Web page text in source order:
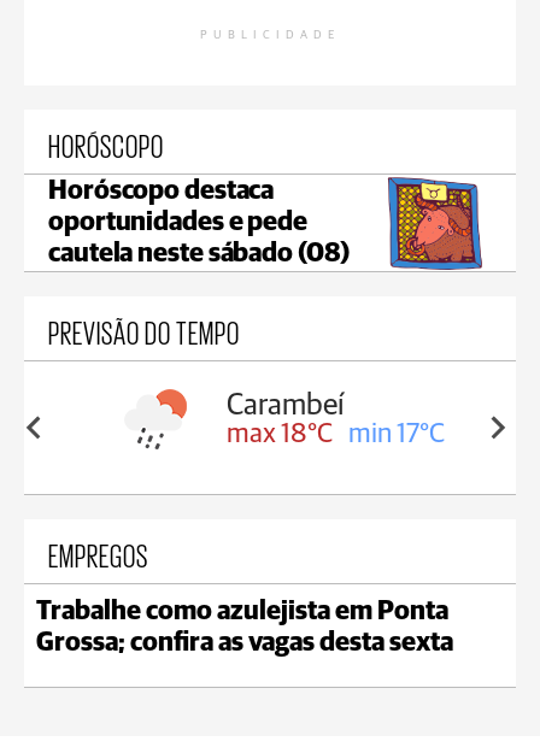
PUBLICIDADE
HORÓSCOPO
Horóscopo destaca
oportunidades e pede
cautela neste sábado (08)
PREVISÃO DO TEMPO
Carambeí
max 18°C min 17°C max 19°C
EMPREGOS
Trabalhe como azulejista em Ponta
Grossa; confira as vagas desta sexta